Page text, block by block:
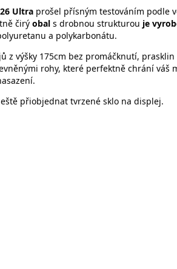
Ultra prošel přísným testováním podle
čirý obal s drobnou strukturou je
a polykarbonátu.
z výšky 175cm bez promáčknutí, prasklin
rohy, které perfektně chrání váš
přiobjednat tvrzené sklo na displej.